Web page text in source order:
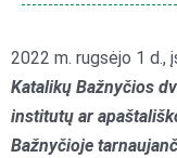
2022 m. rugsėjo 1 d.,
Katalikų Bažnyčios
institutų ar
Bažnyčioje